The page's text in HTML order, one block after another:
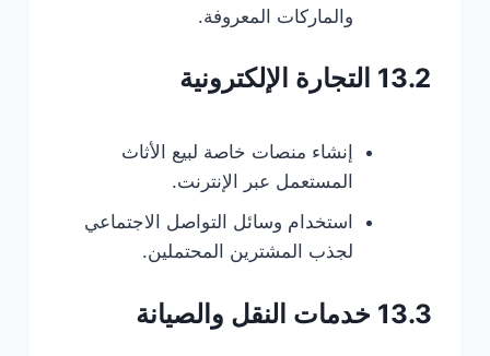
والماركات المعروفة.
13.2 التجارة الإلكترونية
إنشاء منصات خاصة لبيع الأثاث
المستعمل عبر الإنترنت.
استخدام وسائل التواصل الاجتماعي
لجذب المشترين المحتملين.
13.3 خدمات النقل والصيانة